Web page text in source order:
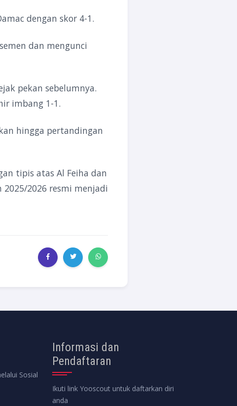
dengan skor 4-1.
dan mengunci
pekan sebelumnya.
imbang 1-1.
hingga pertandingan
tipis atas Al Feiha dan
2026 resmi menjadi
Sosial
Informasi dan
Pendaftaran
Ikuti link Yooscout untuk daftarkan diri
anda